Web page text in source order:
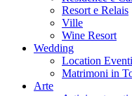
Resort e Relais
Ville
Wine Resort
Wedding
Location Eventi
Matrimoni in
Arte